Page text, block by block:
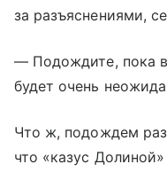
за разъяснениями,
— Подождите, пока
будет очень
Что ж, подождем
что «казус